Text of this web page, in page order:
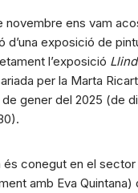
novembre ens vam
d’una exposició de
l’exposició
per la Marta
gener del 2025 (de
és conegut en el
amb Eva Quintana)